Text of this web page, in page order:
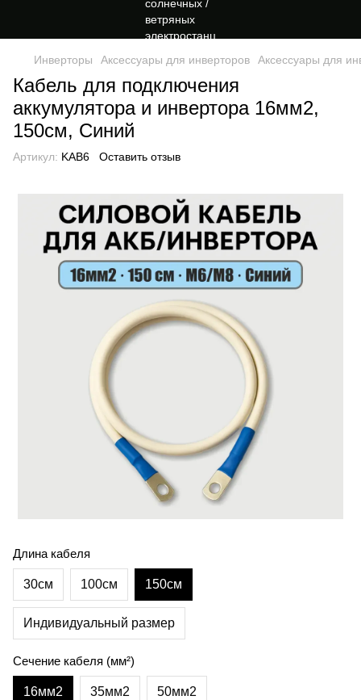
Инверторы Аксессуары для инверторов Аксессуары для
Кабель для подключения
аккумулятора и инвертора 16мм2,
150см, Синий
Артикул: KAB6 Оставить отзыв
Длина кабеля
30см 100см 150см
Индивидуальный размер
Сечение кабеля (мм²)
16мм2 35мм2 50мм2